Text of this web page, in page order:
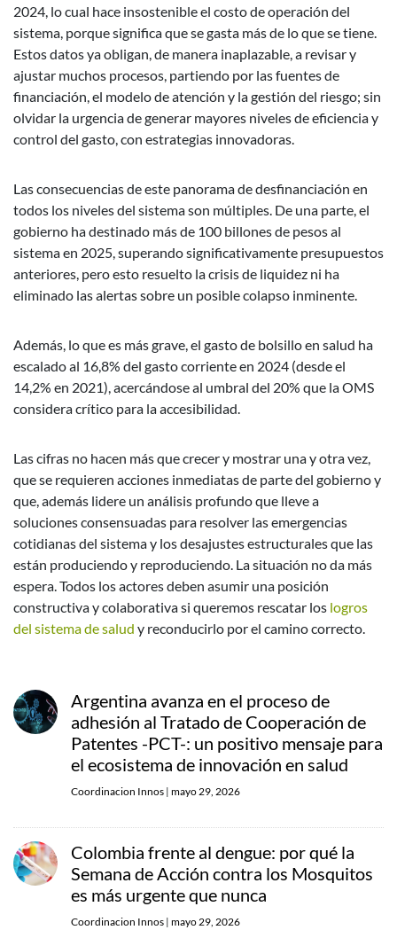
2024, lo cual hace insostenible el costo de operación del
sistema, porque significa que se gasta más de lo que se tiene.
Estos datos ya obligan, de manera inaplazable, a revisar y
ajustar muchos procesos, partiendo por las fuentes de
financiación, el modelo de atención y la gestión del riesgo; sin
olvidar la urgencia de generar mayores niveles de eficiencia y
control del gasto, con estrategias innovadoras.
Las consecuencias de este panorama de desfinanciación en
todos los niveles del sistema son múltiples. De una parte, el
gobierno ha destinado más de 100 billones de pesos al
sistema en 2025, superando significativamente presupuestos
anteriores, pero esto resuelto la crisis de liquidez ni ha
eliminado las alertas sobre un posible colapso inminente.
Además, lo que es más grave, el gasto de bolsillo en salud ha
escalado al 16,8% del gasto corriente en 2024 (desde el
14,2% en 2021), acercándose al umbral del 20% que la OMS
considera crítico para la accesibilidad.
Las cifras no hacen más que crecer y mostrar una y otra vez,
que se requieren acciones inmediatas de parte del gobierno y
que, además lidere un análisis profundo que lleve a
soluciones consensuadas para resolver las emergencias
cotidianas del sistema y los desajustes estructurales que las
están produciendo y reproduciendo. La situación no da más
espera. Todos los actores deben asumir una posición
constructiva y colaborativa si queremos rescatar los logros
del sistema de salud y reconducirlo por el camino correcto.
Argentina avanza en el proceso de
adhesión al Tratado de Cooperación de
Patentes -PCT-: un positivo mensaje para
el ecosistema de innovación en salud
Coordinacion Innos | mayo 29, 2026
Colombia frente al dengue: por qué la
Semana de Acción contra los Mosquitos
es más urgente que nunca
Coordinacion Innos | mayo 29, 2026